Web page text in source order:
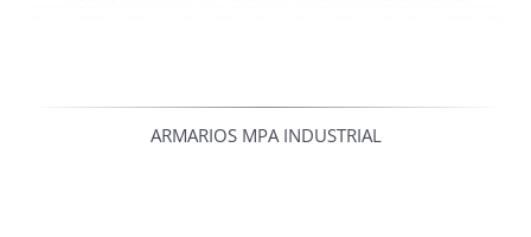
ARMARIOS MPA INDUSTRIAL